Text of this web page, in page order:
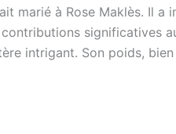
marié à Rose Maklès. Il a
significatives
intrigant. Son poids,